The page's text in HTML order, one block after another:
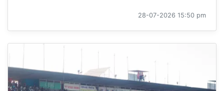
28-07-2026 15:50 pm